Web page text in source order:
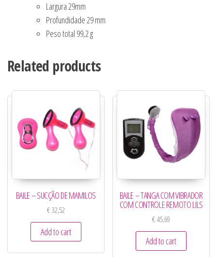
Largura 29mm
Profundidade 29 mm
Peso total 99,2 g
Related products
BAILE – SUCÇÃO DE MAMILOS
€32,52
Add to cart
BAILE – TANGA COM VIBRADOR
COM CONTROLE REMOTO LILS
€45,69
Add to cart